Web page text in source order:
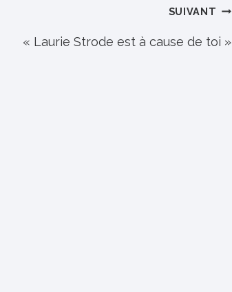
SUIVANT
« Laurie Strode est à cause de toi »